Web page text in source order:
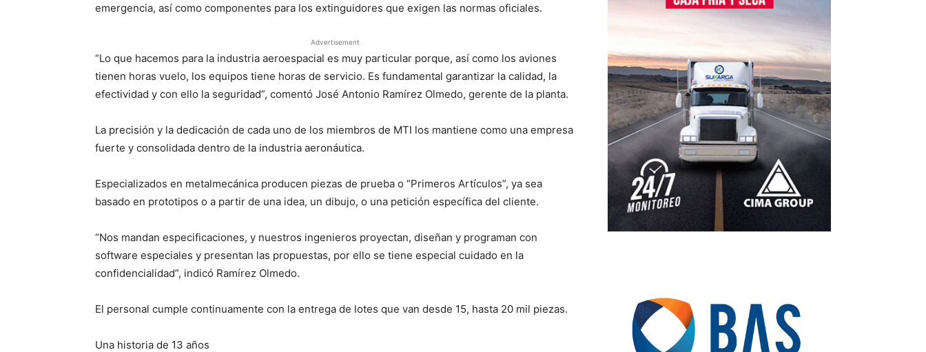
emergencia, así como componentes para los extinguidores que exigen las normas oficiales.
Advertisement
“Lo que hacemos para la industria aeroespacial es muy particular porque, así como los aviones
tienen horas vuelo, los equipos tiene horas de servicio. Es fundamental garantizar la calidad, la
efectividad y con ello la seguridad”, comentó José Antonio Ramírez Olmedo, gerente de la planta.
La precisión y la dedicación de cada uno de los miembros de MTI los mantiene como una empresa
fuerte y consolidada dentro de la industria aeronáutica.
Especializados en metalmecánica producen piezas de prueba o “Primeros Artículos”, ya sea
basado en prototipos o a partir de una idea, un dibujo, o una petición específica del cliente.
“Nos mandan especificaciones, y nuestros ingenieros proyectan, diseñan y programan con
software especiales y presentan las propuestas, por ello se tiene especial cuidado en la
confidencialidad”, indicó Ramírez Olmedo.
El personal cumple continuamente con la entrega de lotes que van desde 15, hasta 20 mil piezas.
Una historia de 13 años